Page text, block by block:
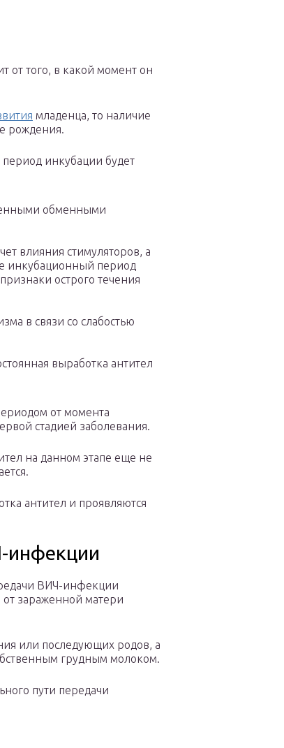
от того, в какой момент он
младенца, то наличие
рождения.
инкубации будет
обменными
влияния стимуляторов, а
инкубационный период
острого течения
в связи со слабостью
выработка антител
от момента
стадией заболевания.
на данном этапе еще не
антител и проявляются
инфекции
ВИЧ-инфекции
от зараженной матери
или последующих родов, а
грудным молоком.
пути передачи